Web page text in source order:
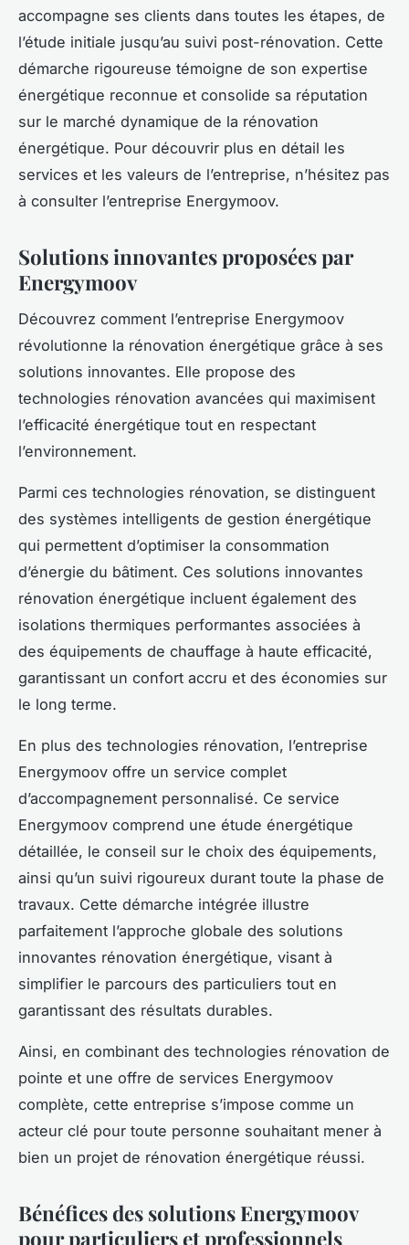
accompagne ses clients dans toutes les étapes, de
l’étude initiale jusqu’au suivi post-rénovation. Cette
démarche rigoureuse témoigne de son expertise
énergétique reconnue et consolide sa réputation
sur le marché dynamique de la rénovation
énergétique. Pour découvrir plus en détail les
services et les valeurs de l’entreprise, n’hésitez pas
à consulter l’entreprise Energymoov.
Solutions innovantes proposées par
Energymoov
Découvrez comment l’entreprise Energymoov
révolutionne la rénovation énergétique grâce à ses
solutions innovantes. Elle propose des
technologies rénovation avancées qui maximisent
l’efficacité énergétique tout en respectant
l’environnement.
Parmi ces technologies rénovation, se distinguent
des systèmes intelligents de gestion énergétique
qui permettent d’optimiser la consommation
d’énergie du bâtiment. Ces solutions innovantes
rénovation énergétique incluent également des
isolations thermiques performantes associées à
des équipements de chauffage à haute efficacité,
garantissant un confort accru et des économies sur
le long terme.
En plus des technologies rénovation, l’entreprise
Energymoov offre un service complet
d’accompagnement personnalisé. Ce service
Energymoov comprend une étude énergétique
détaillée, le conseil sur le choix des équipements,
ainsi qu’un suivi rigoureux durant toute la phase de
travaux. Cette démarche intégrée illustre
parfaitement l’approche globale des solutions
innovantes rénovation énergétique, visant à
simplifier le parcours des particuliers tout en
garantissant des résultats durables.
Ainsi, en combinant des technologies rénovation de
pointe et une offre de services Energymoov
complète, cette entreprise s’impose comme un
acteur clé pour toute personne souhaitant mener à
bien un projet de rénovation énergétique réussi.
Bénéfices des solutions Energymoov
pour particuliers et professionnels